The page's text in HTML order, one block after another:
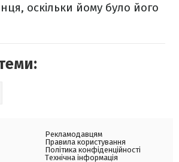
оскільки йому було його
Рекламодавцям
Правила користування
Політика конфіденційності
Технічна інформація